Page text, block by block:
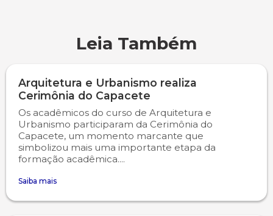
Leia Também
Arquitetura e Urbanismo realiza
Cerimônia do Capacete
Os acadêmicos do curso de Arquitetura e
Urbanismo participaram da Cerimônia do
Capacete, um momento marcante que
simbolizou mais uma importante etapa da
formação acadêmica....
Saiba mais
Medicina Veterinária
Nutrição
Odontologia
Manual de Trabalhos Acadêmicos
Núcleo de Apoio Psicopedagógico
Ouvidoria
Plano de Ensino
Logos Campo Real
Portal do Egresso
Portal do RH
Programa de Monitoria